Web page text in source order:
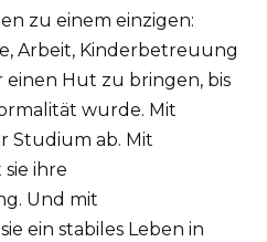
zu einem einzigen:
Arbeit, Kinderbetreuung
Hut zu bringen, bis
wurde. Mit
Studium ab. Mit
ihre
Und mit
ein stabiles Leben in